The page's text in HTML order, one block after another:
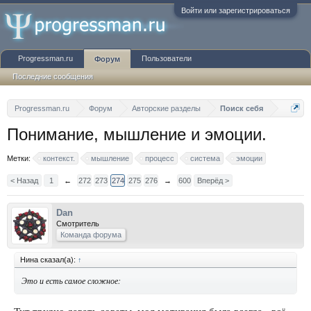
Войти или зарегистрироваться
Progressman.ru Форум Авторские разделы Поиск себя
Понимание, мышление и эмоции.
Метки: контекст. мышление процесс система эмоции
< Назад 1 ← 272 273 274 275 276 → 600 Вперёд >
Dan
Смотритель
Команда форума
Нина сказал(а): ↑
Это и есть самое сложное:
Progressman.ru Форум
Последние сообщения
Пользователи